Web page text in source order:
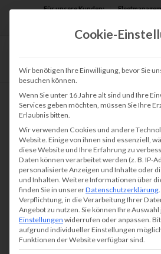
Für unsere Kunden:
Cookie-
Wir benötigen Ihre Einwilligung, bevor Sie
besuchen können.
Wenn Sie unter 16 Jahre alt sind und Ihre
Services geben möchten, müssen Sie Ihre
Erlaubnis bitten.
Wir verwenden Cookies und andere
Website. Einige von ihnen sind essenziell,
diese Website und Ihre Erfahrung zu
Daten können verarbeitet werden (z. B. IP-
personalisierte Anzeigen und Inhalte oder
und Inhalten. Weitere Informationen über
finden Sie in unsererDatenschutzerklärung.
Verpflichtung, in die Verarbeitung Ihrer
Angebot zu nutzen. Sie können Ihre
Einstellungen widerrufen oder anpassen.
aufgrund individueller Einstellungen
Funktionen der Website verfügbar sind.